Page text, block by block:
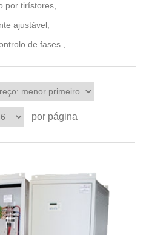
por tirístores,
ajustável,
de fases ,
por página